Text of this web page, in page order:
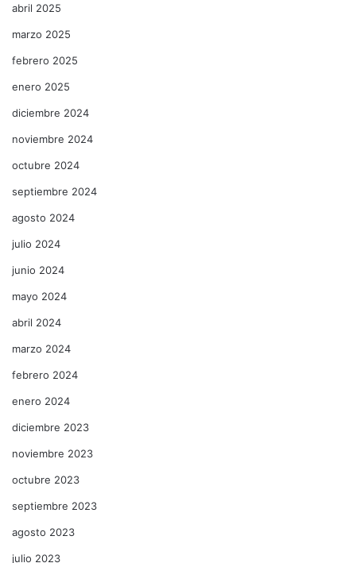
abril 2025
marzo 2025
febrero 2025
enero 2025
diciembre 2024
noviembre 2024
octubre 2024
septiembre 2024
agosto 2024
julio 2024
junio 2024
mayo 2024
abril 2024
marzo 2024
febrero 2024
enero 2024
diciembre 2023
noviembre 2023
octubre 2023
septiembre 2023
agosto 2023
julio 2023